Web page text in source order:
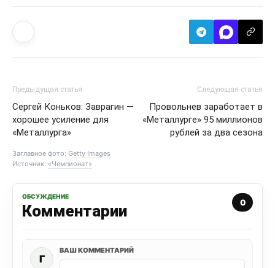
Предыдущая статья
Сергей Коньков: Заврагин —
хорошее усиление для
«Металлурга»
Следующая статья
Провольнев заработает в
«Металлурге» 95 миллионов
рублей за два сезона
Заглавное фото: Getty Images
Источник: «Чемпионат»
ОБСУЖДЕНИЕ
Комментарии 0
Г
ВАШ КОММЕНТАРИЙ